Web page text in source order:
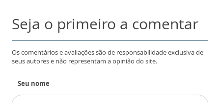
Seja o primeiro a comentar
Os comentários e avaliações são de responsabilidade exclusiva de
seus autores e não representam a opinião do site.
Seu nome